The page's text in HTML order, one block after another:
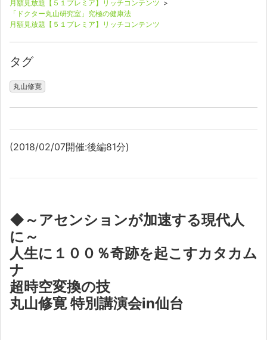
月額見放題【５１プレミア】リッチコンテンツ >
「ドクター丸山研究室」究極の健康法
月額見放題【５１プレミア】リッチコンテンツ
タグ
丸山修寛
(2018/02/07開催:後編81分)
◆～アセンションが加速する現代人
に～
人生に１００％奇跡を起こすカタカム
ナ
超時空変換の技
丸山修寛 特別講演会in仙台